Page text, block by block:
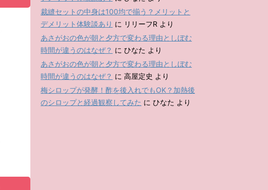
裁縫セットの中身は100均で揃う？メリットと
デメリット体験談あり に リリーフR より
あさがおの色が朝と夕方で変わる理由としぼむ
時間が違うのはなぜ？ に ひなた より
あさがおの色が朝と夕方で変わる理由としぼむ
時間が違うのはなぜ？ に 高屋定史 より
梅シロップが発酵！酢を後入れでもOK？加熱後
のシロップと経過観察してみた に ひなた より